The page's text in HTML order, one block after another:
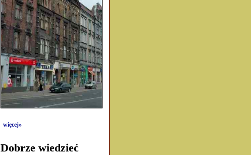
więcej»
Dobrze wiedzieć